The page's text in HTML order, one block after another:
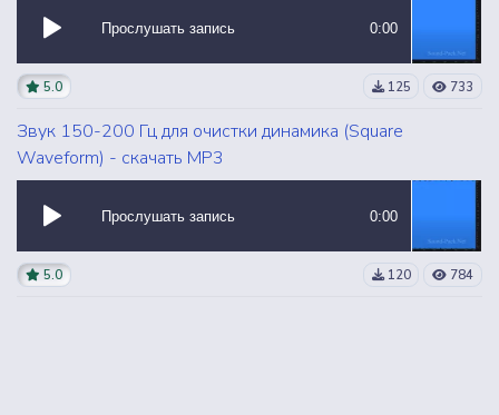
Прослушать запись 0:00
5.0 125 733
Звук 150-200 Гц для очистки динамика (Square
Waveform) - скачать MP3
Прослушать запись 0:00
5.0 120 784